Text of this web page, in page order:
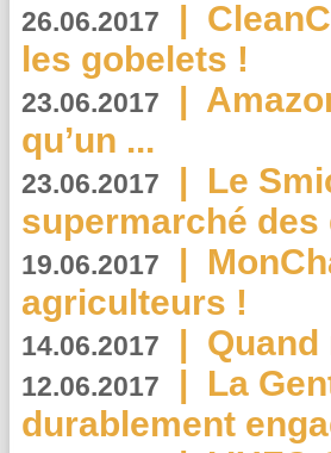
26.06.2017 |
les gobelets !
23.06.2017 |
qu’un ...
23.06.2017 | Le
supermarché des
19.06.2017 |
agriculteurs !
14.06.2017 |
12.06.2017 | La
durablement